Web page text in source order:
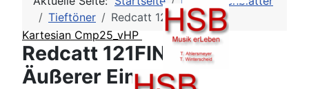
Kartesian Cmp25_vHP
Tieftöner
Redcatt 121FINDX4
Redcatt 121FINDX4 -
Äußerer Eindruck